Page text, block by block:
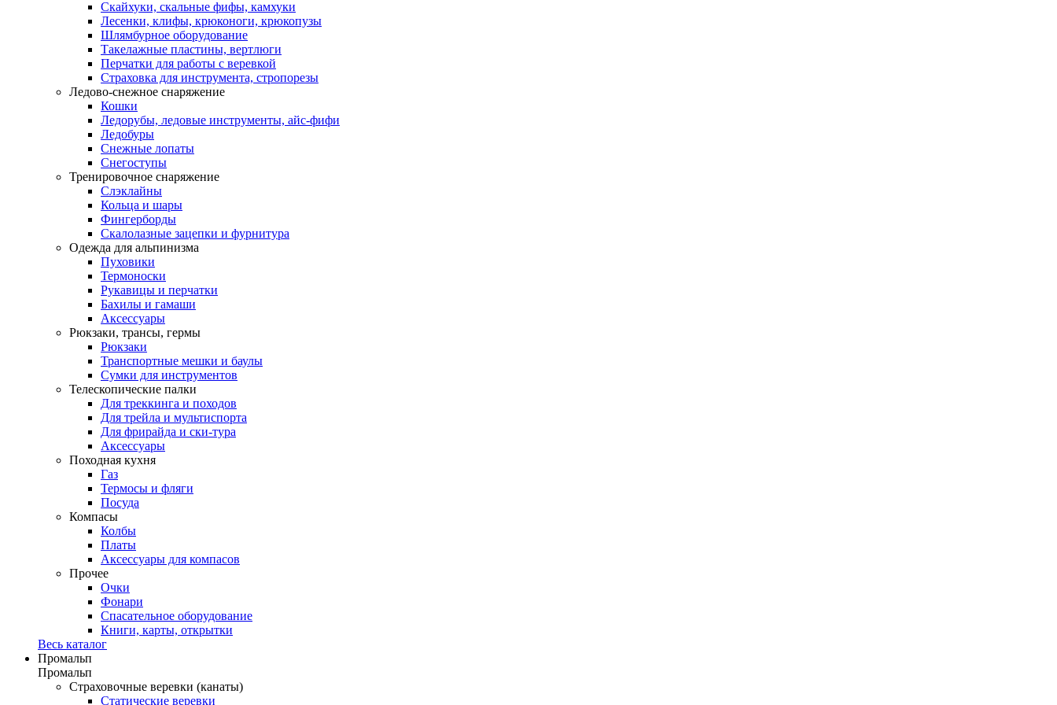
Скайхуки, скальные фифы, камхуки
Лесенки, клифы, крюконоги, крюкопузы
Шлямбурное оборудование
Такелажные пластины, вертлюги
Перчатки для работы с веревкой
Страховка для инструмента, стропорезы
Ледово-снежное снаряжение
Кошки
Ледорубы, ледовые инструменты, айс-фифи
Ледобуры
Снежные лопаты
Снегоступы
Тренировочное снаряжение
Слэклайны
Кольца и шары
Фингерборды
Скалолазные зацепки и фурнитура
Одежда для альпинизма
Пуховики
Термоноски
Рукавицы и перчатки
Бахилы и гамаши
Аксессуары
Рюкзаки, трансы, гермы
Рюкзаки
Транспортные мешки и баулы
Сумки для инструментов
Телескопические палки
Для треккинга и походов
Для трейла и мультиспорта
Для фрирайда и ски-тура
Аксессуары
Походная кухня
Газ
Термосы и фляги
Посуда
Компасы
Колбы
Платы
Аксессуары для компасов
Прочее
Очки
Фонари
Спасательное оборудование
Книги, карты, открытки
Весь каталог
Промальп
Промальп
Страховочные веревки (канаты)
Статические веревки